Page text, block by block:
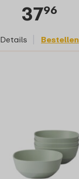
3796
Details Bestellen